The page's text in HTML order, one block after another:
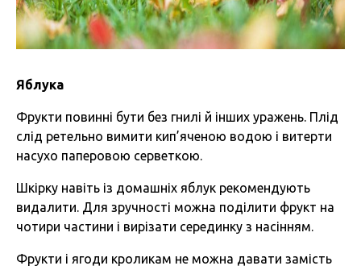
Яблука
Фрукти повинні бути без гнилі й інших уражень. Плід
слід ретельно вимити кип’яченою водою і витерти
насухо паперовою серветкою.
Шкірку навіть із домашніх яблук рекомендують
видалити. Для зручності можна поділити фрукт на
чотири частини і вирізати серединку з насінням.
Фрукти і ягоди кроликам не можна давати замість